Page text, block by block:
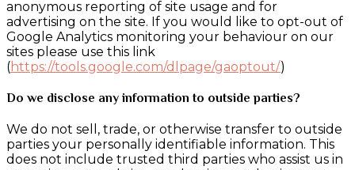
anonymous reporting of site usage and for
advertising on the site. If you would like to opt-out of
Google Analytics monitoring your behaviour on our
sites please use this link
(https://tools.google.com/dlpage/gaoptout/)
Do we disclose any information to outside parties?
We do not sell, trade, or otherwise transfer to outside
parties your personally identifiable information. This
does not include trusted third parties who assist us in